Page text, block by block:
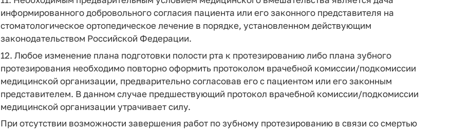
информированного добровольного согласия пациента или его законного представителя на
стоматологическое ортопедическое лечение в порядке, установленном действующим
законодательством Российской Федерации.
12. Любое изменение плана подготовки полости рта к протезированию либо плана зубного
протезирования необходимо повторно оформить протоколом врачебной комиссии/подкомиссии
медицинской организации, предварительно согласовав его с пациентом или его законным
представителем. В данном случае предшествующий протокол врачебной комиссии/подкомиссии
медицинской организации утрачивает силу.
При отсутствии возможности завершения работ по зубному протезированию в связи со смертью